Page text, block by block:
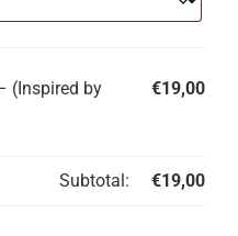
(Inspired by
€19,00
Subtotal: €19,00